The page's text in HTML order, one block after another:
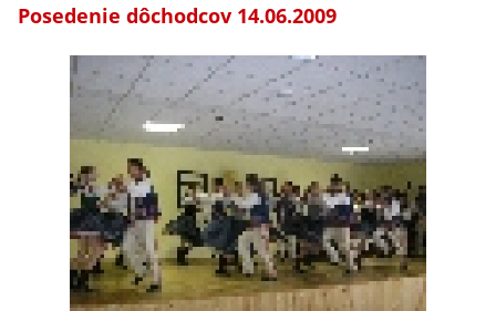
Posedenie dôchodcov 14.06.2009